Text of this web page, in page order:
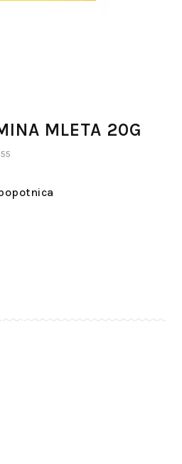
MLETA 20G